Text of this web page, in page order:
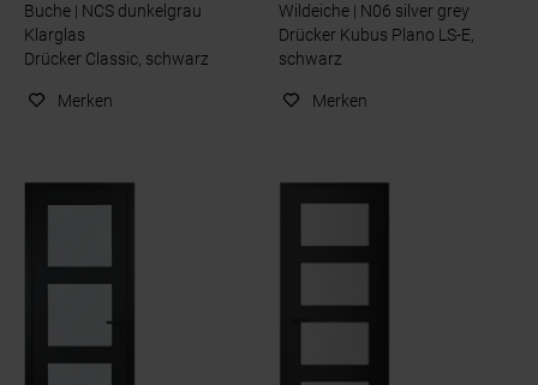
Buche | NCS dunkelgrau
Klarglas
Drücker Classic, schwarz
Merken
Wildeiche | N06 silver grey
Drücker Kubus Plano LS-E,
schwarz
Merken